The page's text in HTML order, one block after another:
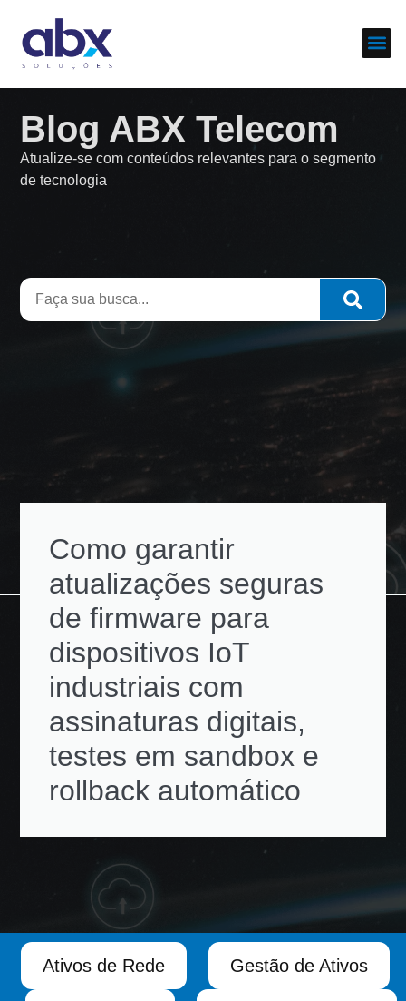
Blog ABX Telecom
Atualize-se com conteúdos relevantes para o segmento
de tecnologia
Como garantir
atualizações seguras
de firmware para
dispositivos IoT
industriais com
assinaturas digitais,
testes em sandbox e
rollback automático
Ativos de Rede Gestão de Ativos